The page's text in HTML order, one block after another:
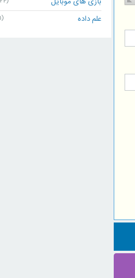
علم داده (1)